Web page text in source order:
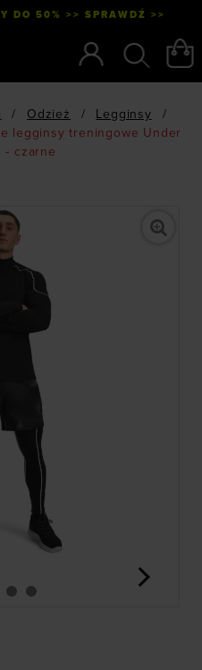
DO 50% >> SPRAWDŹ >>
/ Odzież / Legginsy
/
legginsy treningowe Under
- czarne